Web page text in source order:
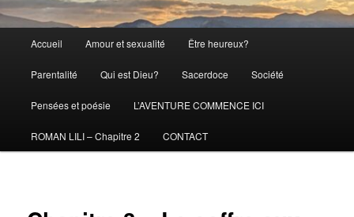
principal
Accueil Amour et sexualité Être heureux?
Parentalité Qui est Dieu? Sacerdoce Société
Pensées et poésie L’AVENTURE COMMENCE ICI
ROMAN LILI – Chapitre 2 CONTACT